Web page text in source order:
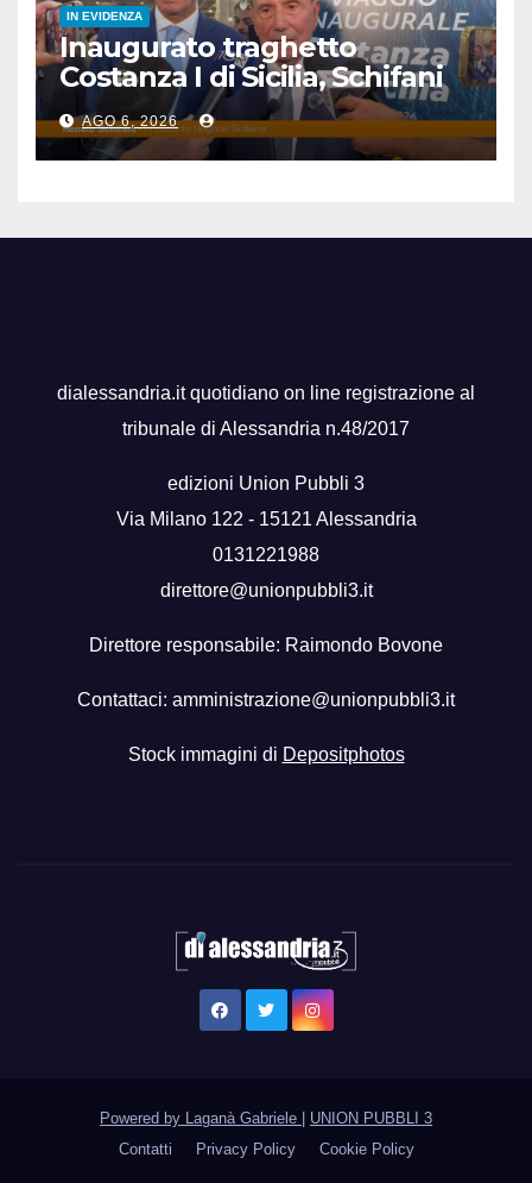
IN EVIDENZA
Inaugurato traghetto
Costanza I di Sicilia, Schifani
“Mantenuto impegni presi”
AGO 6, 2026
dialessandria.it quotidiano on line registrazione al
tribunale di Alessandria n.48/2017
edizioni Union Pubbli 3
Via Milano 122 - 15121 Alessandria
0131221988
direttore@unionpubbli3.it
Direttore responsabile: Raimondo Bovone
Contattaci: amministrazione@unionpubbli3.it
Stock immagini di Depositphotos
Powered by Laganà Gabriele
UNION PUBBLI 3
Contatti
Privacy Policy Cookie Policy